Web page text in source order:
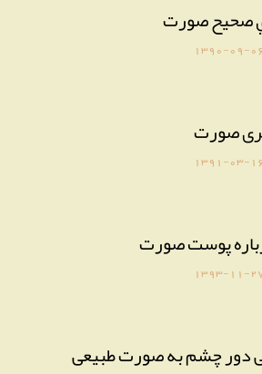
صورت
1390-09-06
صورت
1391-03-16
پوست صورت
1393-11-
دور چشم به صورت طبیعی